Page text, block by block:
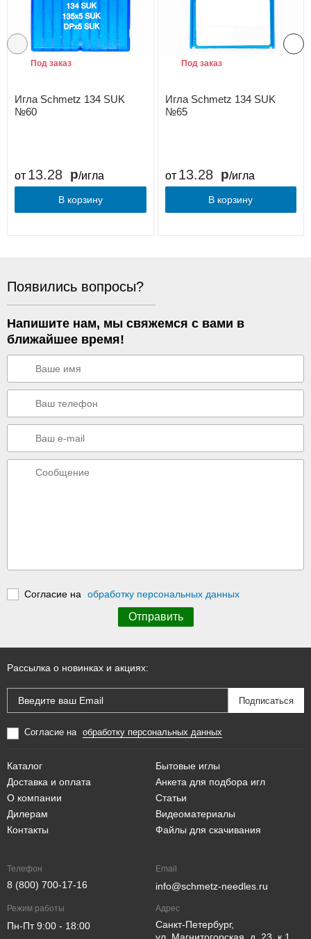
Игла Schmetz 134 SUK
№60
Под заказ
от 13.28 /игла
В корзину
Игла Schmetz 134 SUK
№65
Под заказ
от 13.28 /игла
В корзину
Появились вопросы?
Напишите нам, мы свяжемся с вами в
ближайшее время!
Согласие на обработку персональных данных
Рассылка о новинках и акциях:
Согласие на обработку персональных данных
Каталог
Доставка и оплата
О компании
Дилерам
Контакты
Бытовые иглы
Анкета для подбора игл
Статьи
Видеоматериалы
Файлы для скачивания
Телефон
8 (800) 700-17-16
Email
info@schmetz-needles.ru
Режим работы
Пн-Пт 9:00 - 18:00
Адрес
Санкт-Петербург,